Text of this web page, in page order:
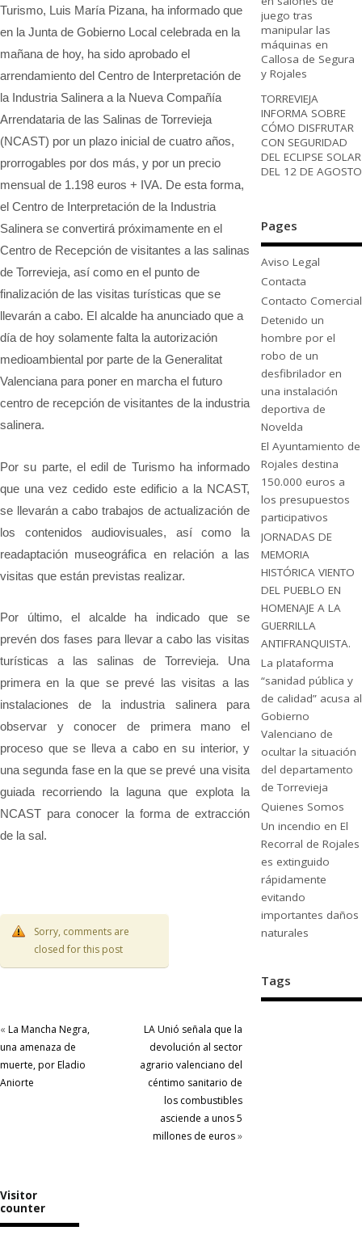
Turismo, Luis María Pizana, ha informado que
en la Junta de Gobierno Local celebrada en la
mañana de hoy, ha sido aprobado el
arrendamiento del Centro de Interpretación de
la Industria Salinera a la Nueva Compañía
Arrendataria de las Salinas de Torrevieja
(NCAST) por un plazo inicial de cuatro años,
prorrogables por dos más, y por un precio
mensual de 1.198 euros + IVA. De esta forma,
el Centro de Interpretación de la Industria
Salinera se convertirá próximamente en el
Centro de Recepción de visitantes a las salinas
de Torrevieja, así como en el punto de
finalización de las visitas turísticas que se
llevarán a cabo. El alcalde ha anunciado que a
día de hoy solamente falta la autorización
medioambiental por parte de la Generalitat
Valenciana para poner en marcha el futuro
centro de recepción de visitantes de la industria
salinera.
Por su parte, el edil de Turismo ha informado
que una vez cedido este edificio a la NCAST,
se llevarán a cabo trabajos de actualización de
los contenidos audiovisuales, así como la
readaptación museográfica en relación a las
visitas que están previstas realizar.
Por último, el alcalde ha indicado que se
prevén dos fases para llevar a cabo las visitas
turísticas a las salinas de Torrevieja. Una
primera en la que se prevé las visitas a las
instalaciones de la industria salinera para
observar y conocer de primera mano el
proceso que se lleva a cabo en su interior, y
una segunda fase en la que se prevé una visita
guiada recorriendo la laguna que explota la
NCAST para conocer la forma de extracción
de la sal.
Sorry, comments are
closed for this post
« La Mancha Negra,
una amenaza de
muerte, por Eladio
Aniorte
LA Unió señala que la
devolución al sector
agrario valenciano del
céntimo sanitario de
los combustibles
asciende a unos 5
millones de euros»
juego tras
manipular las
máquinas en
Callosa de Segura
y Rojales
TORREVIEJA
INFORMA SOBRE
CÓMO DISFRUTAR
CON SEGURIDAD
DEL ECLIPSE SOLAR
DEL 12 DE AGOSTO
Pages
Aviso Legal
Contacta
Contacto Comercial
Detenido un
hombre por el
robo de un
desfibrilador en
una instalación
deportiva de
Novelda
El Ayuntamiento de
Rojales destina
150.000 euros a
los presupuestos
participativos
JORNADAS DE
MEMORIA
HISTÓRICA VIENTO
DEL PUEBLO EN
HOMENAJE A LA
GUERRILLA
ANTIFRANQUISTA.
La plataforma
“sanidad pública y
de calidad” acusa al
Gobierno
Valenciano de
ocultar la situación
del departamento
de Torrevieja
Quienes Somos
Un incendio en El
Recorral de Rojales
es extinguido
rápidamente
evitando
importantes daños
naturales
Tags
Visitor
counter